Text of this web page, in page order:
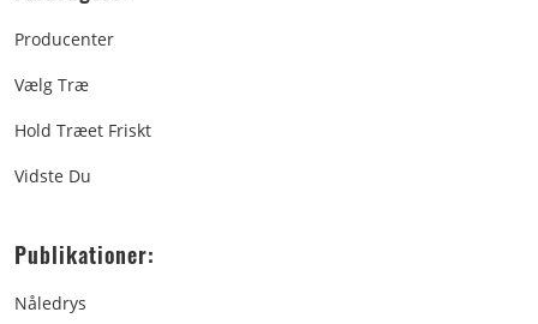
Producenter
Vælg Træ
Hold Træet Friskt
Vidste Du
Publikationer:
Nåledrys